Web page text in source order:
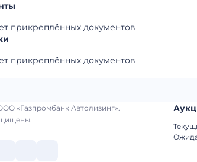
прикреплённых документов
прикреплённых документов
«Газпромбанк Автолизинг».